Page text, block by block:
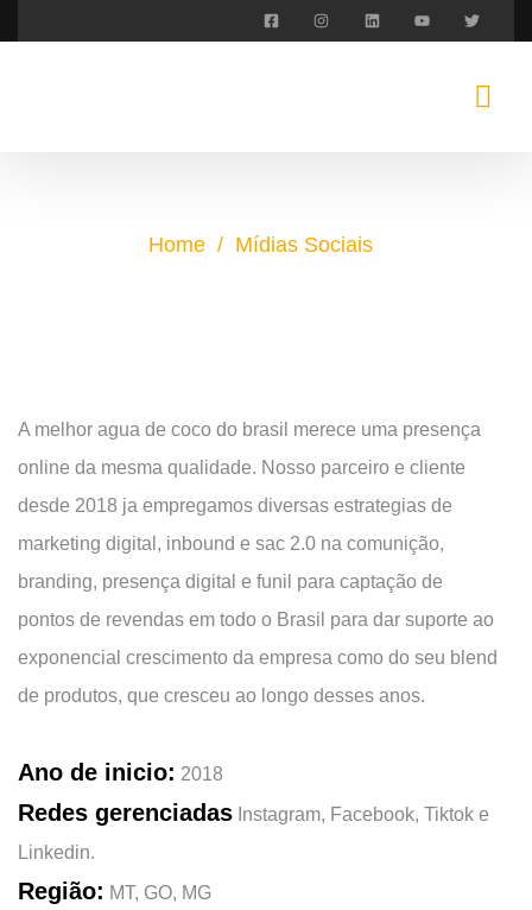
Home / Mídias Sociais
A melhor agua de coco do brasil merece uma presença
online da mesma qualidade. Nosso parceiro e cliente
desde 2018 ja empregamos diversas estrategias de
marketing digital, inbound e sac 2.0 na comunição,
branding, presença digital e funil para captação de
pontos de revendas em todo o Brasil para dar suporte ao
exponencial crescimento da empresa como do seu blend
de produtos, que cresceu ao longo desses anos.
Ano de inicio: 2018
Redes gerenciadas Instagram, Facebook, Tiktok e
Linkedin.
Região: MT, GO, MG